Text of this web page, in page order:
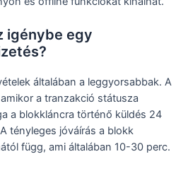
igénybe egy
általában a leggyorsabbak. A
a tranzakció státusza
a blokkláncra történő küldés 24
tényleges jóváírás a blokk
függ, ami általában 10-30 perc.